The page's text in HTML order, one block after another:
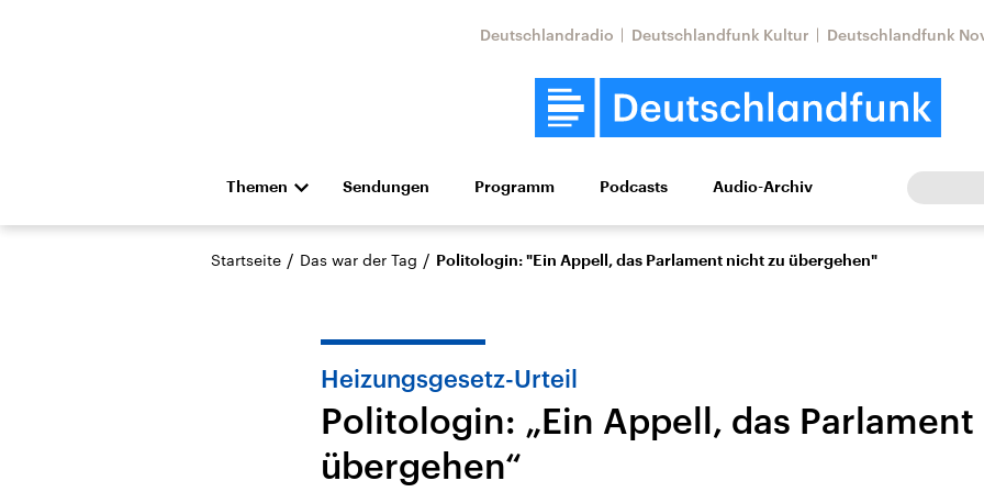
Deutschlandradio Deutschlandfunk Kultur Deutschlandfunk
Themen
Die Nachrichten Politik Wirtschaft Wissen Kultur Europa
Hörspiel und Feature Musik
Landtagswahl Sachsen-
Anhalt 2026
USA
Aktuelle Beiträge,
Sendungen Programm Podcasts Audio-Archiv
Startseite / Das war der Tag / Politologin: "Ein Appell, das Parlament nicht zu übergehen"
Heizungsgesetz-Urteil
Politologin: „Ein Appell, das
übergehen“